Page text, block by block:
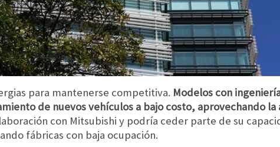
para mantenerse competitiva. Modelos con
de nuevos vehículos a bajo costo, aprovechando la
con Mitsubishi y podría ceder parte de su
fábricas con baja ocupación.